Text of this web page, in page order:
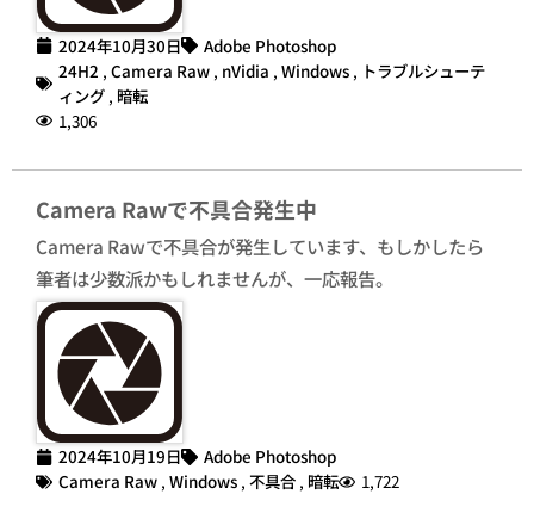
2024年10月30日
Adobe Photoshop
24H2 , Camera Raw , nVidia , Windows , トラブルシューテ
ィング , 暗転
1,306
Camera Rawで不具合発生中
Camera Rawで不具合が発生しています、もしかしたら
筆者は少数派かもしれませんが、一応報告。
2024年10月19日
Adobe Photoshop
Camera Raw , Windows , 不具合 , 暗転 1,722